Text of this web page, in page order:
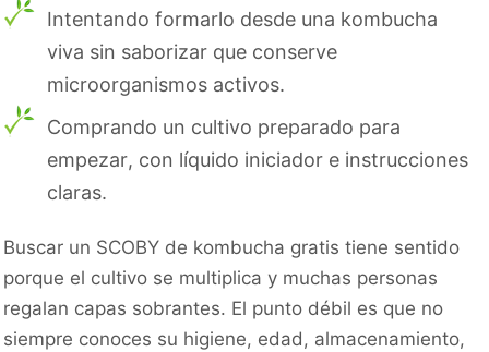
Intentando formarlo desde una kombucha
viva sin saborizar que conserve
microorganismos activos.
Comprando un cultivo preparado para
empezar, con líquido iniciador e instrucciones
claras.
Buscar un SCOBY de kombucha gratis tiene sentido
porque el cultivo se multiplica y muchas personas
regalan capas sobrantes. El punto débil es que no
siempre conoces su higiene, edad, almacenamiento,